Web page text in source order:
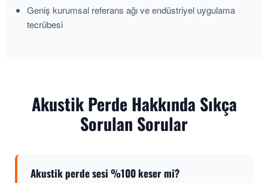
Geniş kurumsal referans ağı ve endüstriyel uygulama
tecrübesi
Akustik Perde Hakkında Sıkça
Sorulan Sorular
Akustik perde sesi %100 keser mi?